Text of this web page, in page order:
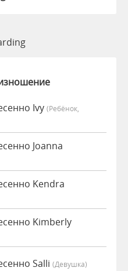
Ivy (Ребёнок,
Joanna
Kendra
Kimberly
Salli (девушка)